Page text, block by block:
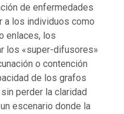
de enfermedades
a los individuos como
enlaces, los
los «super-difusores»
o contención
de los grafos
perder la claridad
escenario donde la